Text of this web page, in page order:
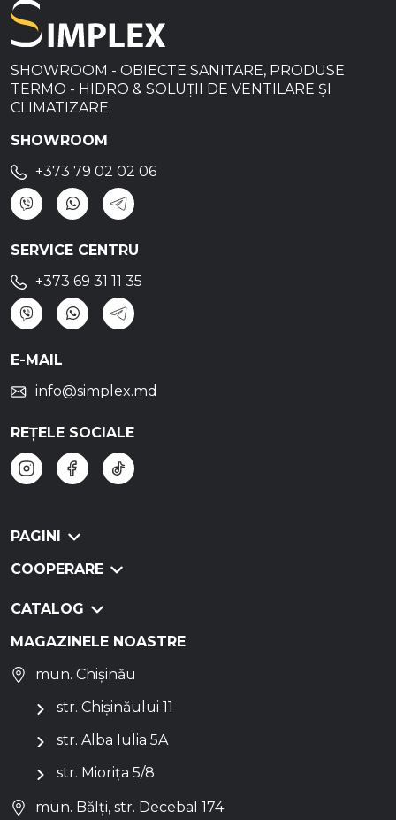
SHOWROOM - OBIECTE SANITARE, PRODUSE
TERMO - HIDRO & SOLUȚII DE VENTILARE ȘI
CLIMATIZARE
SHOWROOM
+373 79 02 02 06
SERVICE CENTRU
+373 69 31 11 35
E-MAIL
info@simplex.md
REȚELE SOCIALE
PAGINI
COOPERARE
CATALOG
MAGAZINELE NOASTRE
mun. Chișinău
str. Chișinăului 11
str. Alba Iulia 5A
str. Miorița 5/8
mun. Bălți, str. Decebal 174